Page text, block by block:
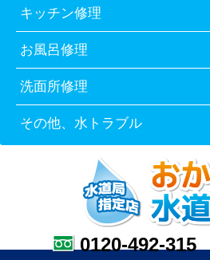
キッチン修理
お風呂修理
洗面所修理
その他、水トラブル
0120-492-315